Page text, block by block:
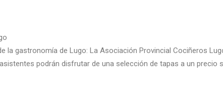
la gastronomía de Lugo: La Asociación Provincial Cociñeros
podrán disfrutar de una selección de tapas a un precio